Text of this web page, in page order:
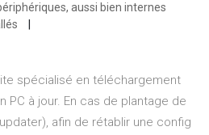
aussi bien internes
spécialisé en téléchargement
PC à jour. En cas de plantage de
afin de rétablir une config